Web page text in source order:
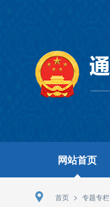
网站首页
首页 > 专题专栏